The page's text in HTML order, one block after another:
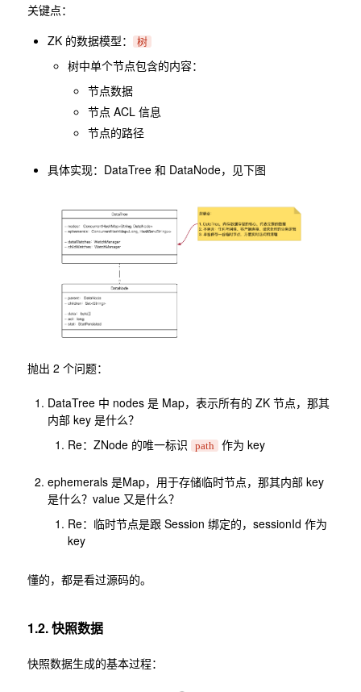
关键点：
ZK 的数据模型：
树
树中单个节点包含的内容：
节点数据
节点 ACL 信息
节点的路径
具体实现：DataTree 和 DataNode，见下图
抛出 2 个问题：
DataTree 中 nodes 是 Map，表示所有的 ZK 节点，那其
内部 key 是什么？
Re：ZNode 的唯一标识
path 作为 key
ephemerals 是Map，用于存储临时节点，那其内部 key
是什么？value 又是什么？
Re：临时节点是跟 Session 绑定的，sessionId 作为
key
懂的，都是看过源码的。
1.2. 快照数据
快照数据生成的基本过程：